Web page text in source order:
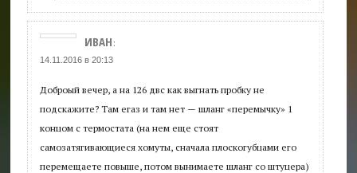
ИВАН :
14.11.2016 в 20:13
Доброый вечер, а на 126 двс как выгнать пробку не
подскажите? Там егаз и там нет — шланг «перемычку» 1
концом с термостата (на нем еще стоят
самозатягивающиеся хомуты, сначала плоскогубцами его
перемещаете повыше, потом вынимаете шланг со штуцера)